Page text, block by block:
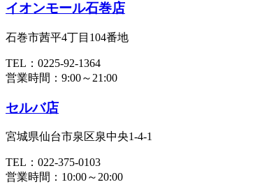
イオンモール石巻店
石巻市茜平4丁目104番地
TEL：0225-92-1364
営業時間：9:00～21:00
セルバ店
宮城県仙台市泉区泉中央1-4-1
TEL：022-375-0103
営業時間：10:00～20:00